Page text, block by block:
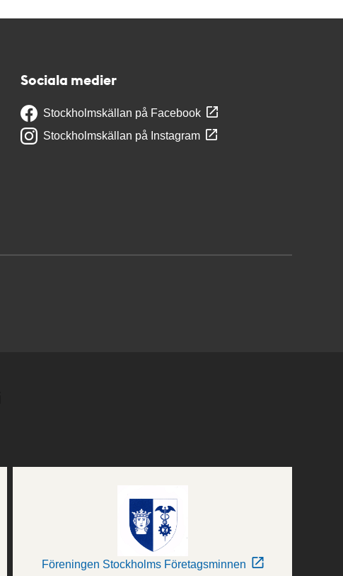
Sociala medier
Stockholmskällan på Facebook
Stockholmskällan på Instagram
Föreningen Stockholms Företagsminnen